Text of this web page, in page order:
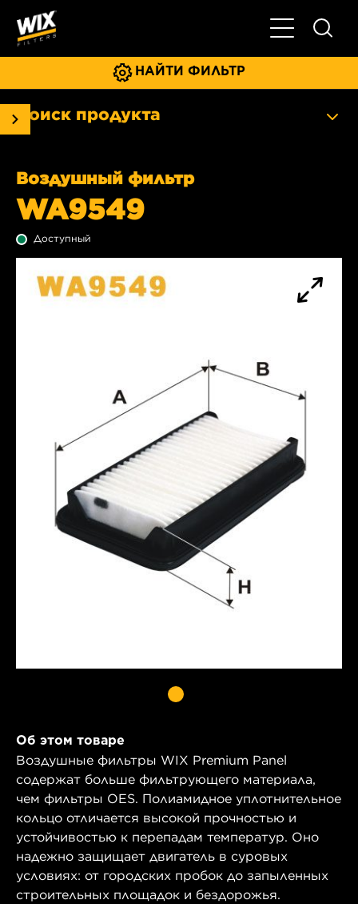
Главное
НАЙТИ ФИЛЬТР
Поиск продукта
Воздушный фильтр
WA9549
Доступный
Об этом товаре
Воздушные фильтры WIX Premium Panel
содержат больше фильтрующего материала,
чем фильтры OES. Полиамидное уплотнительное
кольцо отличается высокой прочностью и
устойчивостью к перепадам температур. Оно
надежно защищает двигатель в суровых
условиях: от городских пробок до запыленных
строительных площадок и бездорожья.